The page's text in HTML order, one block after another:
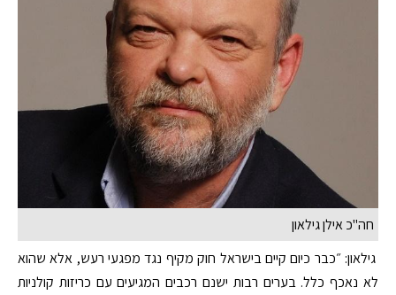
חה"כ אילן גילאון
גילאון: ״כבר כיום קיים בישראל חוק מקיף נגד מפגעי רעש, אלא שהוא
לא נאכף כלל. בערים רבות ישנם רכבים המגיעים עם כריזות קולניות